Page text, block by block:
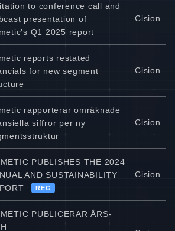
to conference call and
presentation of
Q1 2025 report
Cision
reports restated
for new segment
Cision
rapporterar omräknade
siffror per ny
Cision
PUBLISHES THE 2024
AND SUSTAINABILITY
REG
Cision
PUBLICERAR ÅRS-